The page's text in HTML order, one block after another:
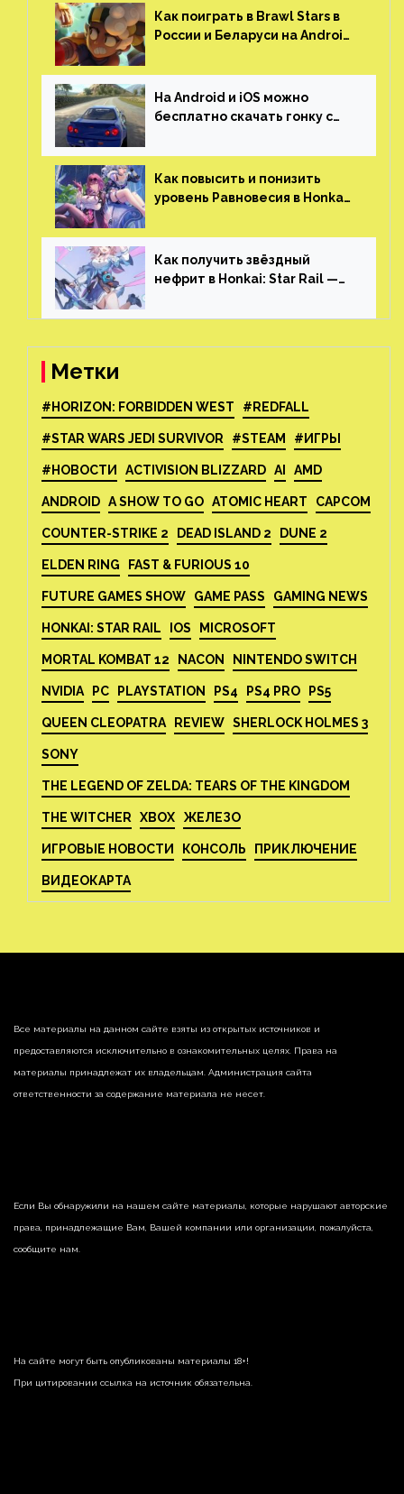
гонками и тюнингом машины
Как поиграть в Brawl Stars в
России и Беларуси на Android
На Android и iOS можно
бесплатно скачать гонку с
который больше, чем в
Skyrim и GTA: San Andreas
Как повысить и понизить
уровень Равновесия в Honkai:
Как получить звёздный
нефрит в Honkai: Star Rail —
Метки
#HORIZON: FORBIDDEN WEST #REDFALL
#STAR WARS JEDI SURVIVOR #STEAM #ИГРЫ
#НОВОСТИ ACTIVISION BLIZZARD AI AMD
ANDROID A SHOW TO GO ATOMIC HEART CAPCOM
COUNTER-STRIKE 2 DEAD ISLAND 2 DUNE 2
ELDEN RING FAST & FURIOUS 10
FUTURE GAMES SHOW GAME PASS GAMING NEWS
HONKAI: STAR RAIL IOS MICROSOFT
MORTAL KOMBAT 12 NACON NINTENDO SWITCH
NVIDIA PC PLAYSTATION PS4 PS4 PRO PS5
QUEEN CLEOPATRA REVIEW SHERLOCK HOLMES 3
SONY
THE LEGEND OF ZELDA: TEARS OF THE KINGDOM
THE WITCHER XBOX ЖЕЛЕЗО
ИГРОВЫЕ НОВОСТИ КОНСОЛЬ ПРИКЛЮЧЕНИЕ
ВИДЕОКАРТА
Все материалы на данном сайте взяты из открытых источников и
предоставляются исключительно в ознакомительных целях. Права на
материалы принадлежат их владельцам. Администрация сайта
ответственности за содержание материала не несет.
Если Вы обнаружили на нашем сайте материалы, которые нарушают авторские
права, принадлежащие Вам, Вашей компании или организации, пожалуйста,
сообщите нам.
На сайте могут быть опубликованы материалы 18+!
При цитировании ссылка на источник обязательна.